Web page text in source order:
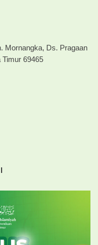
Mornangka, Ds. Pragaan
Timur 69465